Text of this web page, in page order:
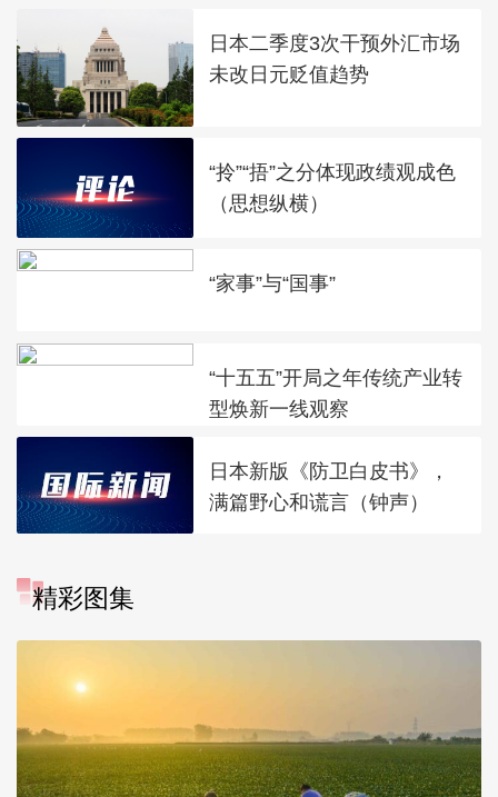
日本二季度3次干预外汇市场
未改日元贬值趋势
“拎”“捂”之分体现政绩观成色
（思想纵横）
“家事”与“国事”
“十五五”开局之年传统产业转
型焕新一线观察
日本新版《防卫白皮书》，
满篇野心和谎言（钟声）
精彩图集